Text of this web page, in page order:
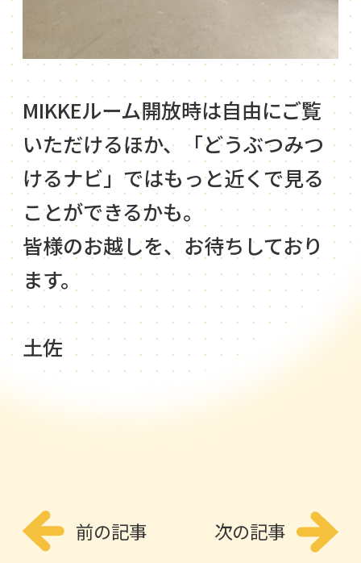
MIKKEルーム開放時は自由にご覧
いただけるほか、「どうぶつみつ
けるナビ」ではもっと近くで見る
ことができるかも。
皆様のお越しを、お待ちしており
ます。
土佐
前の記事 次の記事